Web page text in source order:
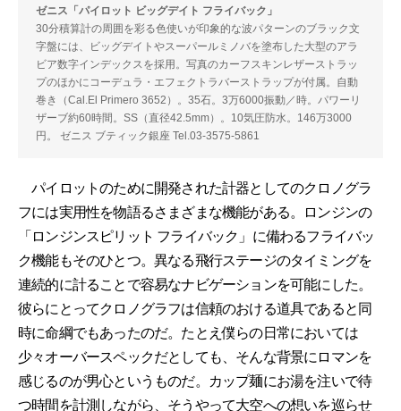
ゼニス「パイロット ビッグデイト フライバック」
30分積算計の周囲を彩る色使いが印象的な波パターンのブラック文
字盤には、ビッグデイトやスーパールミノバを塗布した大型のアラ
ビア数字インデックスを採用。写真のカーフスキンレザーストラッ
プのほかにコーデュラ・エフェクトラバーストラップが付属。自動
巻き（Cal.El Primero 3652）。35石。3万6000振動／時。パワーリ
ザーブ約60時間。SS（直径42.5mm）。10気圧防水。146万3000
円。 ゼニス ブティック銀座 Tel.03-3575-5861
パイロットのために開発された計器としてのクロノグラ
フには実用性を物語るさまざまな機能がある。ロンジンの
「ロンジンスピリット フライバック」に備わるフライバッ
ク機能もそのひとつ。異なる飛行ステージのタイミングを
連続的に計ることで容易なナビゲーションを可能にした。
彼らにとってクロノグラフは信頼のおける道具であると同
時に命綱でもあったのだ。たとえ僕らの日常においては
少々オーバースペックだとしても、そんな背景にロマンを
感じるのが男心というものだ。カップ麺にお湯を注いで待
つ時間を計測しながら、そうやって大空への想いを巡らせ